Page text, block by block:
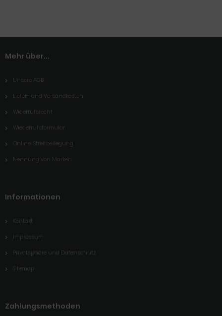
Mehr über...
Unsere AGB
Liefer- und Versandkosten
Widerrufsrecht
Wiederrufsformular
Online-Streitbeilegung
Nennung von Marken
Informationen
Kontakt
Impressum
Privatsphäre und Datenschutz
Sitemap
Zahlungsmethoden